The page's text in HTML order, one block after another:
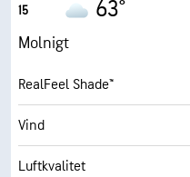
Fuktighet
Daggpunkt
AccuLumen Brightness Index™
Molntäcke
15 63°
Molnigt
RealFeel Shade™
Vind
Luftkvalitet